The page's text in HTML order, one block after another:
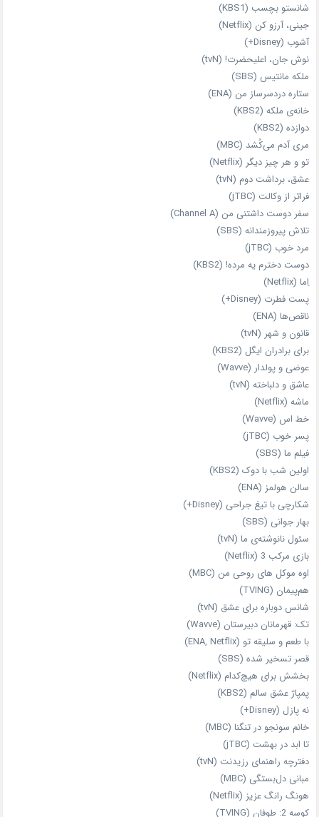
شانستو بچسب (KBS1)
جینی، آرزو کن (Netflix)
آشوب (Disney+)
نوش جان، اعلیحضرت! (tvN)
ملکه‌ مانتیس (SBS)
ستاره دردسرساز من (ENA)
خانه‌ی ملکه (KBS2)
دوازده (KBS2)
مری آدم می‌کُشد (MBC)
تو و هر چیز دیگر (Netflix)
عشق، برداشت دوم (tvN)
فراتر از وکالت (jTBC)
سفر دوست‌ داشتنی من (Channel A)
تلاش پیروزمندانه (SBS)
مرد خوب (jTBC)
دوست دخترم یه مرده! (KBS2)
اِما (Netflix)
پست فطرت (Disney+)
ناقص‌ها (ENA)
قانون و شهر (tvN)
برای برادران ایگل (KBS2)
عوضی و پولدار (Wavve)
عاشق و دلباخته (tvN)
ماشه (Netflix)
خط اس (Wavve)
پسر خوب (jTBC)
فیلم ما (SBS)
اولین شب با دوک (KBS2)
سالن هولمز (ENA)
شکارچی با تیغ جراحی (Disney+)
بهار جوانی (SBS)
سئول نانوشته‌ی ما (tvN)
بازی مرکب 3 (Netflix)
اوه موکل های روحی من (MBC)
هم‌پیمان (TVING)
شانس دوباره برای عشق (tvN)
تک: قهرمانان دبیرستان (Wavve)
با طعم و سلیقه تو (ENA, Netflix)
قصر تسخیر شده (SBS)
بخشش برای هیچ‌کدام (Netflix)
پمپاژ عشق سالم (KBS2)
نه پازل (Disney+)
خانم سونجو در تنگنا (MBC)
تا ابد در بهشت (jTBC)
دفترچه راهنمای رزیدنت (tvN)
مبانی دل‌بستگی (MBC)
هونگ رانگ عزیز (Netflix)
کوسه 2: طوفان (TVING)